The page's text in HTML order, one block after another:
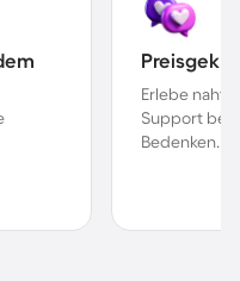
Erlebe
Support bei
Bedenken.